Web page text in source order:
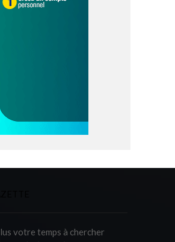
votre temps à chercher